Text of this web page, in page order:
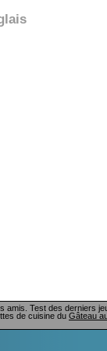
Test des derniers
de cuisine du Gâteau